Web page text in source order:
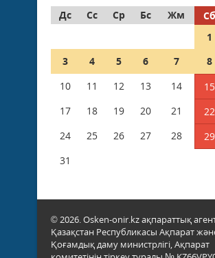
Дс
Сс Ср Бс Жм Сб
1
3
4 5 6 7 8
10
11 12 13 14 15
17
18 19 20 21 22
24
25 26 27 28 29
31
© 2026. Osken-onir.kz ақпараттық
Қазақстан Республикасы Ақпарат
Қоғамдық даму министрлігі, Ақпарат